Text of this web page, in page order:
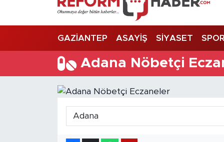
GAZİANTEP ASAYİŞ SİYASET SPOR
Adana Nöbetçi
Trafik Durumu
Süper Lig Puan Durumu ve Fikstür
Tüm Manşetler
Son Dakika Haberleri
Haber Arşivi